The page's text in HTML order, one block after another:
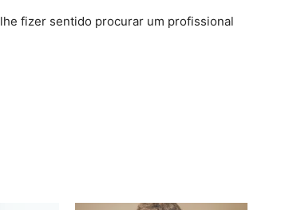
fizer sentido procurar um profissional